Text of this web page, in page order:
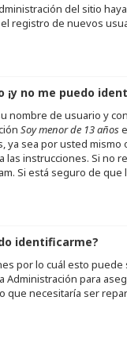
del sitio
registro de nuevos
¡y no me puedo
nombre de usuario y
Soy menor de 13 años
ya sea por usted
las instrucciones. Si no
Si está seguro de que
identificarme?
por lo cuál esto
Administración para
que necesitaría ser